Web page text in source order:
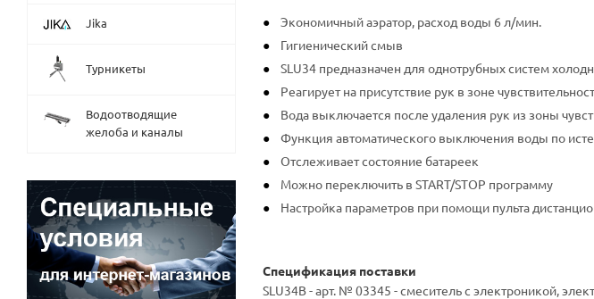
Экономичный аэратор, расход воды 6 л/мин.
Гигиенический смыв
SLU34 предназначен для однотрубных систем
Реагирует на присутствие рук в зоне
Вода выключается после удаления рук из зоны
Функция автоматического выключения воды по
Отслеживает состояние батареек
Можно переключить в START/STOP программу
Настройка параметров при помощи пульта
Спецификация поставки
SLU34B - арт. № 03345 - смеситель с электроникой,
Jika
Турникеты
Водоотводящие
желоба и каналы